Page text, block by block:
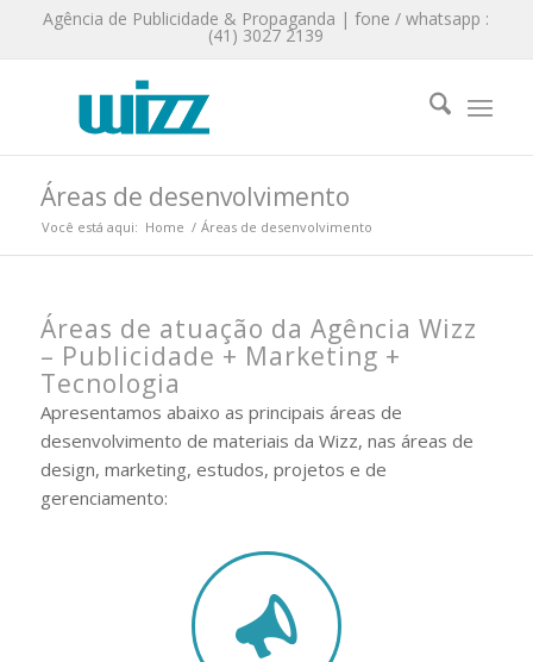
Agência de Publicidade & Propaganda | fone / whatsapp :
(41) 3027 2139
Áreas de desenvolvimento
Você está aqui: Home / Áreas de desenvolvimento
Áreas de atuação da Agência Wizz
– Publicidade + Marketing +
Tecnologia
Apresentamos abaixo as principais áreas de
desenvolvimento de materiais da Wizz, nas áreas de
design, marketing, estudos, projetos e de
gerenciamento: